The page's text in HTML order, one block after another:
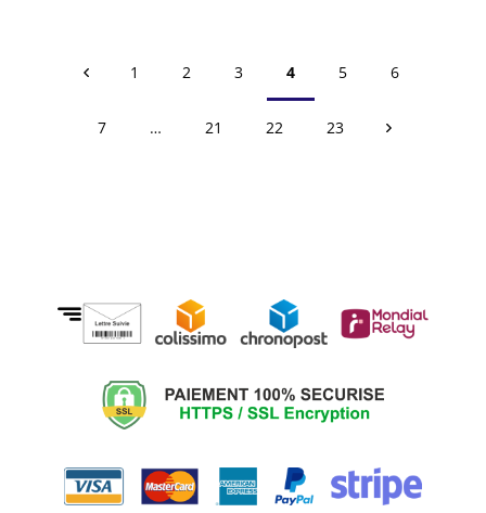
1 2 3 4 5 6
7 … 21 22 23